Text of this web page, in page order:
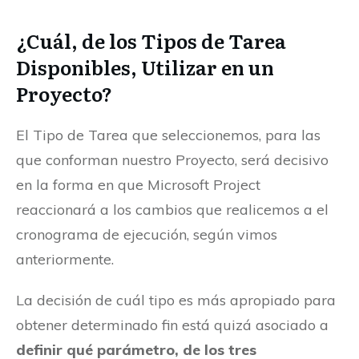
¿Cuál, de los Tipos de Tarea
Disponibles, Utilizar en un
Proyecto?
El Tipo de Tarea que seleccionemos, para las
que conforman nuestro Proyecto, será decisivo
en la forma en que Microsoft Project
reaccionará a los cambios que realicemos a el
cronograma de ejecución, según vimos
anteriormente.
La decisión de cuál tipo es más apropiado para
obtener determinado fin está quizá asociado a
definir qué parámetro, de los tres